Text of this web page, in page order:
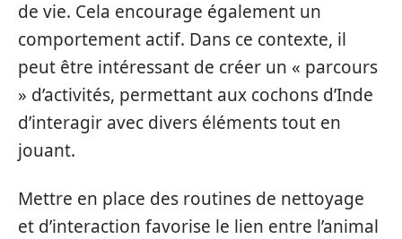
de vie. Cela encourage également un
comportement actif. Dans ce contexte, il
peut être intéressant de créer un « parcours
» d’activités, permettant aux cochons d’Inde
d’interagir avec divers éléments tout en
jouant.
Mettre en place des routines de nettoyage
et d’interaction favorise le lien entre l’animal